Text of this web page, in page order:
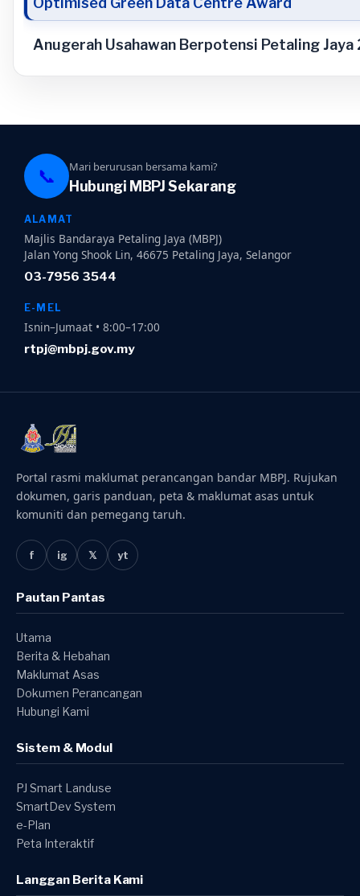
Anugerah Usahawan Berpotensi Petaling Jaya
📞 Mari berurusan bersama kami?
Hubungi MBPJ Sekarang
ALAMAT
Majlis Bandaraya Petaling Jaya (MBPJ)
Jalan Yong Shook Lin, 46675 Petaling Jaya, Selangor
03-7956 3544
E-MEL
Isnin–Jumaat • 8:00–17:00
rtpj@mbpj.gov.my
Portal rasmi maklumat perancangan bandar MBPJ. Rujukan
dokumen, garis panduan, peta & maklumat asas untuk
komuniti dan pemegang taruh.
f ig 𝕏 yt
Pautan Pantas
Utama
Berita & Hebahan
Maklumat Asas
Dokumen Perancangan
Hubungi Kami
Sistem & Modul
PJ Smart Landuse
SmartDev System
e-Plan
Peta Interaktif
Langgan Berita Kami